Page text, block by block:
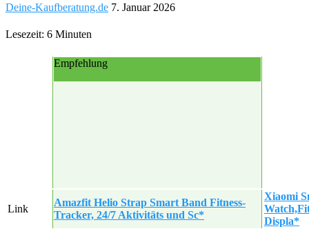
Deine-Kaufberatung.de 7. Januar 2026
Lesezeit: 6 Minuten
Empfehlung
Link
Amazfit Helio Strap Smart Band Fitness-
Tracker, 24/7 Aktivitäts und Sc*
Xiaomi
Displa*